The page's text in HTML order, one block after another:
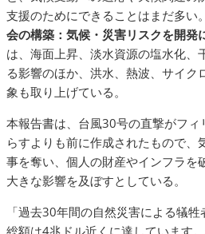
支援のためにできることはまだ多い
会の構築 ： 気候・災害リスクを開発
は、海面上昇、淡水資源の塩水化、
る影響のほか、洪水、熱波、サイク
象も取り上げている。
本報告書は、台風30号の直撃がフィ
らすよりも前に作成されたもので、
事を奪い、個人の財産やインフラを
大きな影響を及ぼすとしている。
「過去30年間の自然災害による犠
総額は4兆ドル近くに達しています